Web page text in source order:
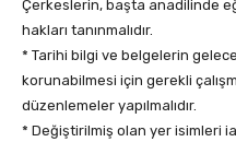
Çerkeslerin, başta anadilinde
hakları tanınmalıdır.
* Tarihi bilgi ve belgelerin
korunabilmesi için gerekli
düzenlemeler yapılmalıdır.
* Değiştirilmiş olan yer isimleri